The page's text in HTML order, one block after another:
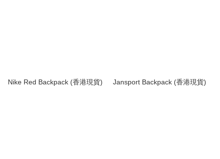
Nike Red Backpack (香港現貨) Jansport Backpack (香港現貨)